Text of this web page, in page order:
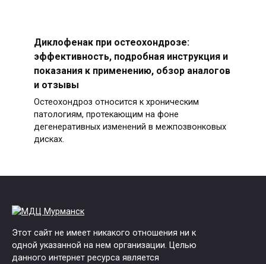
Диклофенак при остеохондрозе:
эффективность, подробная инструкция и
показания к применению, обзор аналогов
и отзывы
Остеохондроз относится к хроническим
патологиям, протекающим на фоне
дегенеративных изменений в межпозвонковых
дисках.
Этот сайт не имеет никакого отношения ни к
одной указанной на нем организации. Целью
данного интернет ресурса является